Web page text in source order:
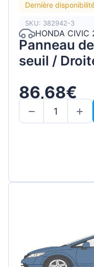
Dernière
SKU: 382942-3
HONDA CIVIC
Panneau
seuil /
86,68€